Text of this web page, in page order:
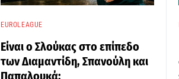
EUROLEAGUE
Είναι ο Σλούκας στο επίπεδο
των Διαμαντίδη, Σπανούλη και
Παπαλουκά;